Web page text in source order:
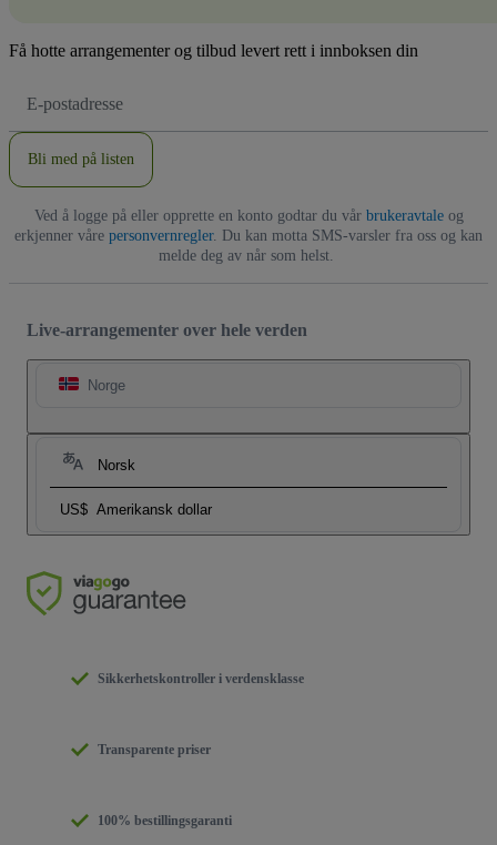
Få hotte arrangementer og tilbud levert rett i innboksen din
postadresse
Bli med på listen
Ved å logge på eller opprette en konto godtar du vår brukeravtaleog
erkjenner våre personvernregler. Du kan motta SMS-varsler fra oss og kan
melde deg av når som helst.
Live-arrangementer over hele verden
Norge
Norsk
US$ Amerikansk dollar
Sikkerhetskontroller i verdensklasse
Transparente priser
100% bestillingsgaranti